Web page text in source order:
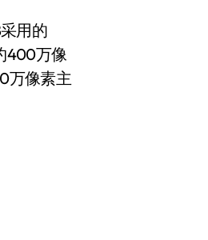
用的
400万像
万像素主